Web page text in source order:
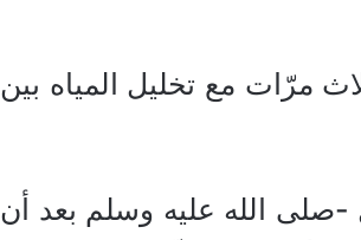
مرّات مع تخليل المياه بين
-صلى الله عليه وسلم بعد أن